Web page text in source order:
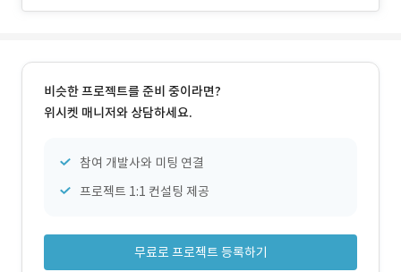
비슷한 프로젝트를 준비 중이라면?
위시켓 매니저와 상담하세요.
참여 개발사와 미팅 연결
프로젝트 1:1 컨설팅 제공
무료로 프로젝트 등록하기